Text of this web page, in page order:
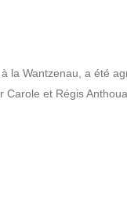
la Wantzenau, a été
Carole et Régis